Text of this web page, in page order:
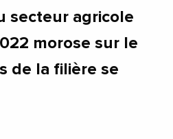
secteur agricole
morose sur le
de la filière se